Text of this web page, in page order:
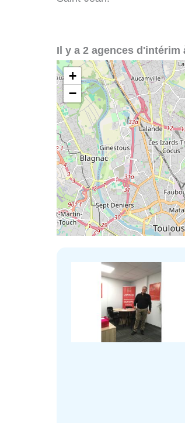
Il y a 2 agences d'intérim
+
−